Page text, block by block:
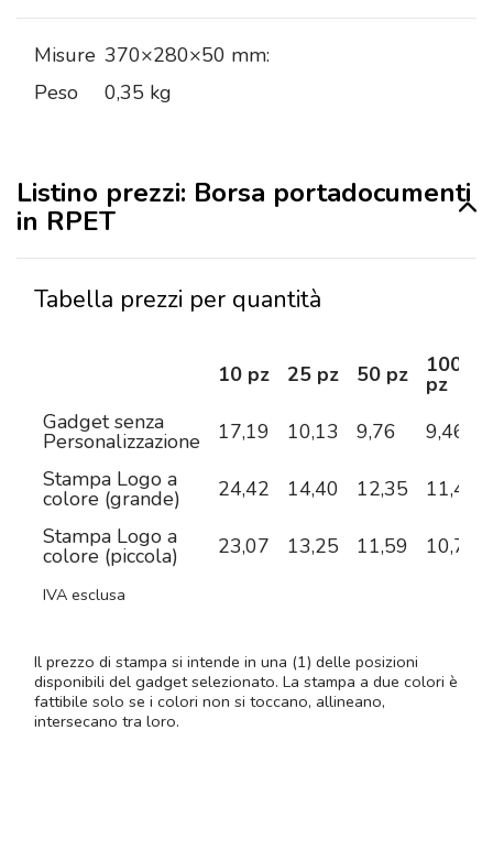
Misure 370×280×50 mm:
Peso
0,35 kg
Listino prezzi: Borsa portadocumenti
in RPET
Tabella prezzi per quantità
10 pz 25 pz 50 pz 100
pz
Gadget senza
Personalizzazione 17,19 10,13 9,76
9,46
Stampa Logo a
colore (grande) 24,42 14,40 12,35
11,41
Stampa Logo a
colore (piccola) 23,07 13,25 11,59 10,73
IVA esclusa
Il prezzo di stampa si intende in una (1) delle posizioni
disponibili del gadget selezionato. La stampa a due colori è
fattibile solo se i colori non si toccano, allineano,
intersecano tra loro.